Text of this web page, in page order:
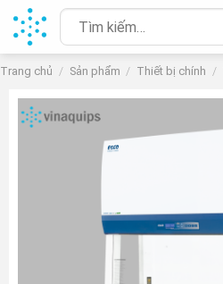
Chuyển
đến
nội
dung
Tìm
kiếm:
Trang chủ / Sản phẩm / Thiết bị chính /